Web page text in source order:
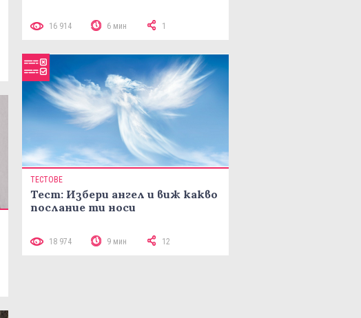
16 914 6 мин 1
ТЕСТОВЕ
Тест: Избери ангел и виж какво
послание ти носи
18 974 9 мин 12